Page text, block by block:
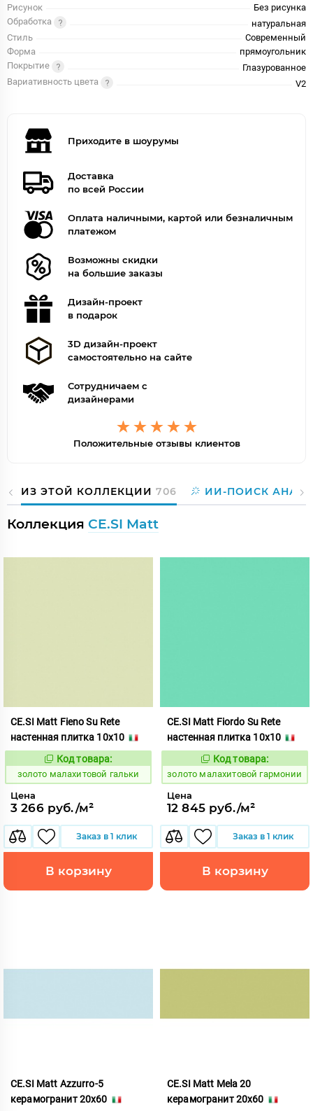
Рисунок
Без рисунка
Обработка
натуральная
Стиль
Современный
Форма
прямоугольник
Покрытие
Глазурованное
Вариативность цвета
V2
Приходите в шоурумы
Доставка
по всей России
Оплата наличными, картой или безналичным
платежом
Возможны скидки
на большие заказы
Дизайн-проект
в подарок
3D дизайн-проект
самостоятельно на сайте
Сотрудничаем с
дизайнерами
Положительные отзывы клиентов
ИЗ ЭТОЙ КОЛЛЕКЦИИ 706 ИИ-ПОИСК
Коллекция CE.SI Matt
CE.SI Matt Fieno Su Rete
настенная плитка 10x10
522140
Код товара:
золото малахитовой гальки
Цена
3 266 руб./м²
Заказ в 1 клик
В корзину
CE.SI Matt Fiordo Su Rete
настенная плитка 10x10
522141
Код товара:
золото малахитовой гармонии
Цена
12 845 руб./м²
Заказ в 1 клик
В корзину
CE.SI Matt Azzurro-5
керамогранит 20x60
CE.SI Matt Mela 20
керамогранит 20x60